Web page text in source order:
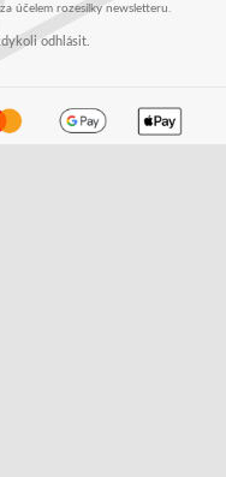
za účelem rozesílky newsletteru.
odhlásit.